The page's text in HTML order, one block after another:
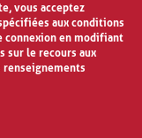
vous acceptez
aux conditions
connexion en modifiant
sur le recours aux
renseignements